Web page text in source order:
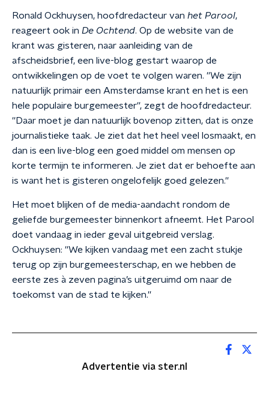
Ronald Ockhuysen, hoofdredacteur van het Parool,
reageert ook in De Ochtend. Op de website van de
krant was gisteren, naar aanleiding van de
afscheidsbrief, een live-blog gestart waarop de
ontwikkelingen op de voet te volgen waren. ''We zijn
natuurlijk primair een Amsterdamse krant en het is een
hele populaire burgemeester'', zegt de hoofdredacteur.
''Daar moet je dan natuurlijk bovenop zitten, dat is onze
journalistieke taak. Je ziet dat het heel veel losmaakt, en
dan is een live-blog een goed middel om mensen op
korte termijn te informeren. Je ziet dat er behoefte aan
is want het is gisteren ongelofelijk goed gelezen.''
Het moet blijken of de media-aandacht rondom de
geliefde burgemeester binnenkort afneemt. Het Parool
doet vandaag in ieder geval uitgebreid verslag.
Ockhuysen: ''We kijken vandaag met een zacht stukje
terug op zijn burgemeesterschap, en we hebben de
eerste zes à zeven pagina’s uitgeruimd om naar de
toekomst van de stad te kijken.''
Advertentie via ster.nl